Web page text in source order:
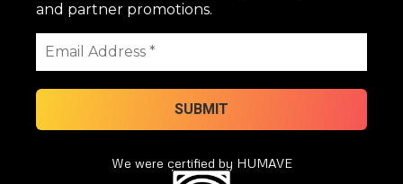
and partner promotions.
We were certified by HUMAVE